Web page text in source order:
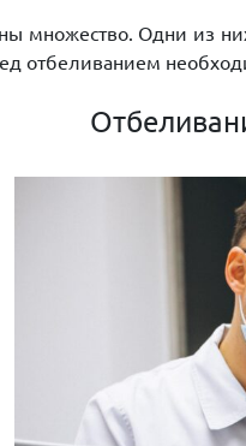
множество. Одни из
отбеливанием